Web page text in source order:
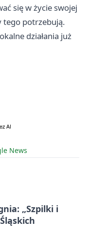
się w życie swojej
tego potrzebują.
działania już
News
„Szpilki i